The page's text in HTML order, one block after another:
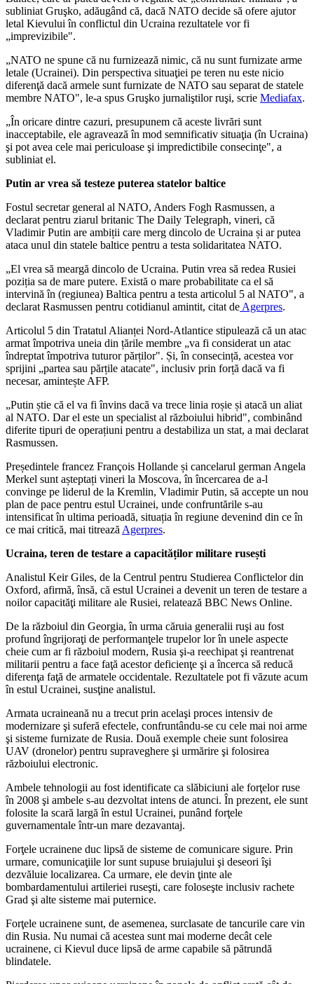
subliniat Gruşko, adăugând că, dacă NATO decide să ofere ajutor
letal Kievului în conflictul din Ucraina rezultatele vor fi
„imprevizibile".
„NATO ne spune că nu furnizează nimic, că nu sunt furnizate arme
letale (Ucrainei). Din perspectiva situaţiei pe teren nu este nicio
diferenţă dacă armele sunt furnizate de NATO sau separat de statele
membre NATO", le-a spus Gruşko jurnaliştilor ruşi, scrie Mediafax.
„În oricare dintre cazuri, presupunem că aceste livrări sunt
inacceptabile, ele agravează în mod semnificativ situaţia (în Ucraina)
şi pot avea cele mai periculoase şi impredictibile consecinţe", a
subliniat el.
Putin ar vrea să testeze puterea statelor baltice
Fostul secretar general al NATO, Anders Fogh Rasmussen, a
declarat pentru ziarul britanic The Daily Telegraph, vineri, că
Vladimir Putin are ambiții care merg dincolo de Ucraina și ar putea
ataca unul din statele baltice pentru a testa solidaritatea NATO.
„El vrea să meargă dincolo de Ucraina. Putin vrea să redea Rusiei
poziția sa de mare putere. Există o mare probabilitate ca el să
intervină în (regiunea) Baltica pentru a testa articolul 5 al NATO", a
declarat Rasmussen pentru cotidianul amintit, citat de Agerpres.
Articolul 5 din Tratatul Alianței Nord-Atlantice stipulează că un atac
armat împotriva uneia din țările membre „va fi considerat un atac
îndreptat împotriva tuturor părților". Și, în consecință, acestea vor
sprijini „partea sau părțile atacate", inclusiv prin forță dacă va fi
necesar, amintește AFP.
„Putin știe că el va fi învins dacă va trece linia roșie și atacă un aliat
al NATO. Dar el este un specialist al războiului hibrid", combinând
diferite tipuri de operațiuni pentru a destabiliza un stat, a mai declarat
Rasmussen.
Președintele francez François Hollande și cancelarul german Angela
Merkel sunt așteptați vineri la Moscova, în încercarea de a-l
convinge pe liderul de la Kremlin, Vladimir Putin, să accepte un nou
plan de pace pentru estul Ucrainei, unde confruntările s-au
intensificat în ultima perioadă, situația în regiune devenind din ce în
ce mai critică, mai titrează Agerpres.
Ucraina, teren de testare a capacităților militare rusești
Analistul Keir Giles, de la Centrul pentru Studierea Conflictelor din
Oxford, afirmă, însă, că estul Ucrainei a devenit un teren de testare a
noilor capacităţi militare ale Rusiei, relatează BBC News Online.
De la războiul din Georgia, în urma căruia generalii ruşi au fost
profund îngrijoraţi de performanţele trupelor lor în unele aspecte
cheie cum ar fi războiul modern, Rusia şi-a reechipat şi reantrenat
militarii pentru a face faţă acestor deficienţe şi a încerca să reducă
diferenţa faţă de armatele occidentale. Rezultatele pot fi văzute acum
în estul Ucrainei, susţine analistul.
Armata ucraineană nu a trecut prin acelaşi proces intensiv de
modernizare şi suferă efectele, confruntându-se cu cele mai noi arme
şi sisteme furnizate de Rusia. Două exemple cheie sunt folosirea
UAV (dronelor) pentru supraveghere şi urmărire şi folosirea
războiului electronic.
Ambele tehnologii au fost identificate ca slăbiciuni ale forţelor ruse
în 2008 şi ambele s-au dezvoltat intens de atunci. În prezent, ele sunt
folosite la scară largă în estul Ucrainei, punând forţele
guvernamentale într-un mare dezavantaj.
Forţele ucrainene duc lipsă de sisteme de comunicare sigure. Prin
urmare, comunicaţiile lor sunt supuse bruiajului şi deseori îşi
dezvăluie localizarea. Ca urmare, ele devin ţinte ale
bombardamentului artileriei ruseşti, care foloseşte inclusiv rachete
Grad şi alte sisteme mai puternice.
Forţele ucrainene sunt, de asemenea, surclasate de tancurile care vin
din Rusia. Nu numai că acestea sunt mai moderne decât cele
ucrainene, ci Kievul duce lipsă de arme capabile să pătrundă
blindatele.